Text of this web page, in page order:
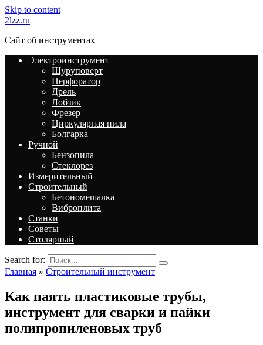
Skip to content
2lzz.ru
Сайт об инструментах
Электроинструмент
Шуруповерт
Перфоратор
Дрель
Лобзик
Фрезер
Циркулярная пила
Болгарка
Ручной
Бензопила
Стеклорез
Измерительный
Строительный
Бетономешалка
Виброплита
Станки
Советы
Столярный
Search for:
Главная » Строительный инструмент
Как паять пластиковые трубы,
инструмент для сварки и пайки
полипропиленовых труб